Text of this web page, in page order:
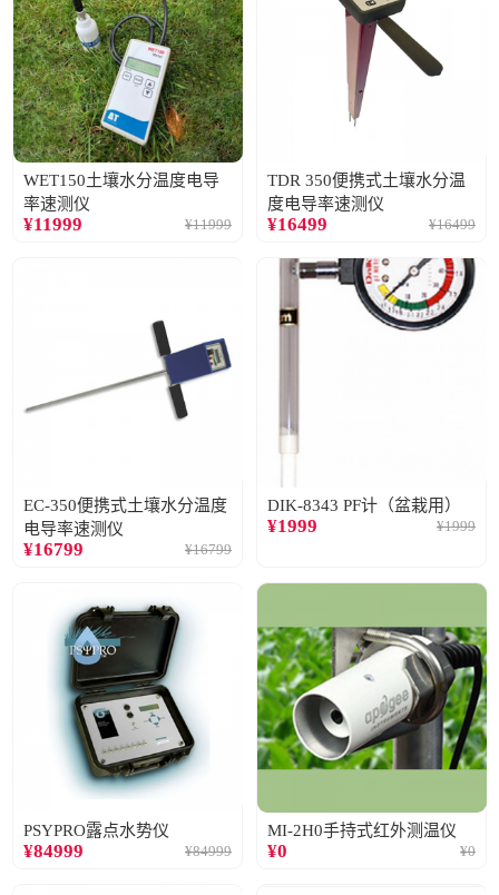
WET150土壤水分温度电导
率速测仪
¥11999 ¥11999
TDR 350便携式土壤水分温
度电导率速测仪
¥16499 ¥16499
EC-350便携式土壤水分温度
电导率速测仪
¥16799 ¥16799
DIK-8343 PF计（盆栽用）
¥1999 ¥1999
PSYPRO露点水势仪
¥84999 ¥84999
MI-2H0手持式红外测温仪
¥0 ¥0